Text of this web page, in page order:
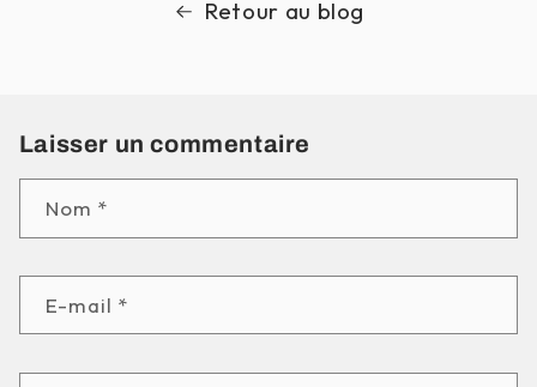
Retour au blog
Laisser un commentaire
Nom *
E-mail *